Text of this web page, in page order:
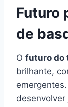
Futuro
de
O futuro do
brilhante,